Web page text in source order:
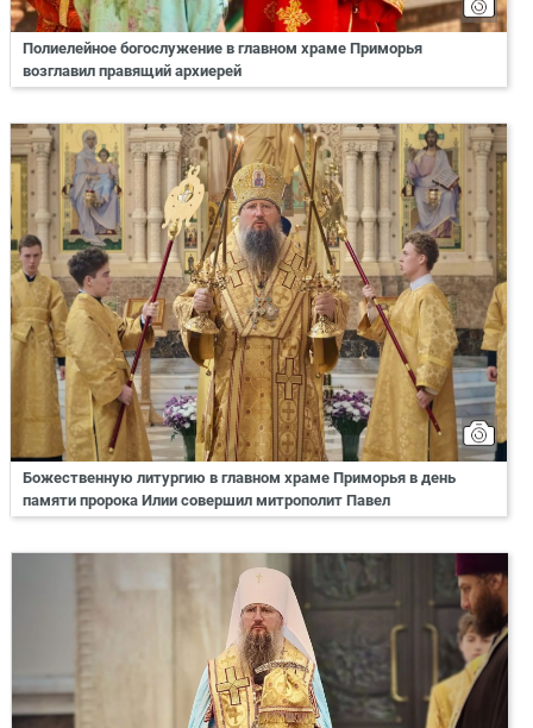
Полиелейное богослужение в главном храме Приморья
возглавил правящий архиерей
Божественную литургию в главном храме Приморья в день
памяти пророка Илии совершил митрополит Павел